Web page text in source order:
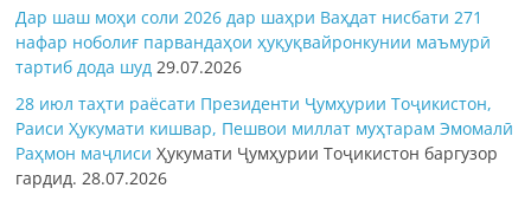
Дар шаш моҳи соли 2026 дар шаҳри Ваҳдат нисбати 271
нафар ноболиғ парвандаҳои ҳуқуқвайронкунии маъмурӣ
тартиб дода шуд 29.07.2026
28 июл таҳти раёсати Президенти Ҷумҳурии Тоҷикистон,
Раиси Ҳукумати кишвар, Пешвои миллат муҳтарам Эмомалӣ
Раҳмон маҷлисиҲукумати Ҷумҳурии Тоҷикистон баргузор
гардид. 28.07.2026